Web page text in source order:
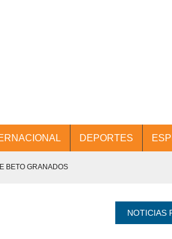
DEPORTES
BETO GRANADOS
NOTICIAS